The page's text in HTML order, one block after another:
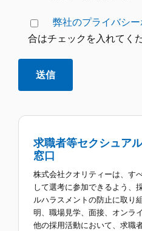
弊社のプライバシ
合はチェックを入れてく
求職者等セクシュア
窓口
株式会社クオリティーは、す
して選考に参加できるよう、
ルハラスメントの防止に取り
明、職場見学、面接、オンラ
他の採用活動において、求職